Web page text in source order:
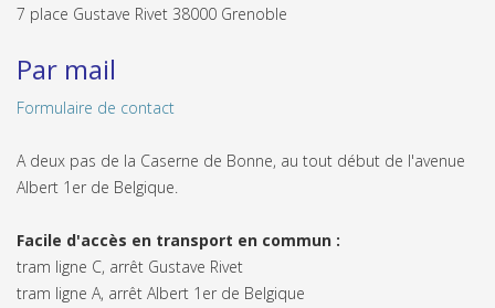
7 place Gustave Rivet 38000 Grenoble
Par mail
Formulaire de contact
A deux pas de la Caserne de Bonne, au tout début de l'avenue
Albert 1er de Belgique.
Facile d'accès en transport en commun :
tram ligne C, arrêt Gustave Rivet
tram ligne A, arrêt Albert 1er de Belgique